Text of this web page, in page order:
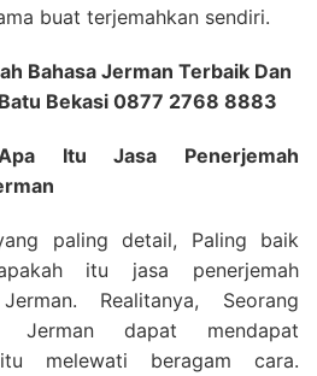
buat terjemahkan sendiri.
Bahasa Jerman Terbaik Dan
Bekasi 0877 2768 8883
Itu Jasa Penerjemah
paling detail, Paling baik
itu jasa penerjemah
Realitanya, Seorang
Jerman dapat mendapat
melewati beragam cara.